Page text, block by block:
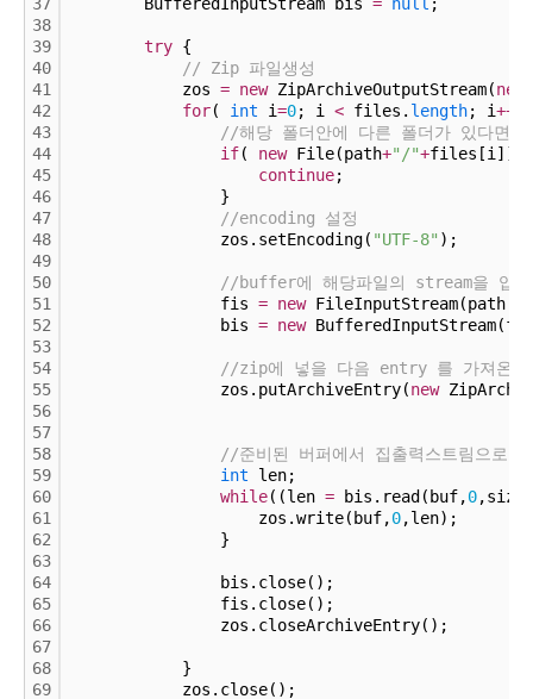
37
38
39
40
41
42
43
44
45
46
47
48
49
50
51
52
53
54
55
56
57
58
59
60
61
62
63
64
65
66
67
68
69
BufferedInputStream bis = null ;
try {
// Zip 파일생성
zos = new ZipArchiveOutputStream(new
for( int i=0; i < files. length; i++
//해당 폴더안에 다른 폴더가 있다면
if( new File(path+"/"+
continue;
}
//encoding 설정
zos.setEncoding( "UTF-8" );
//buffer에 해당파일의 stream을 입
fis = new FileInputStream(path
bis = new
//zip에 넣을 다음 entry 를 가져온
zos.putArchiveEntry(new
//준비된 버퍼에서 집출력스트림으로
int len;
while((len = bis.read(buf,0
zos.write(buf,0,len);
}
bis.close();
fis.close();
zos.closeArchiveEntry();
}
zos.close();